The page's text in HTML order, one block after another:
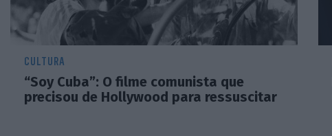
CULTURA
“Soy Cuba”: O filme comunista que
precisou de Hollywood para ressuscitar